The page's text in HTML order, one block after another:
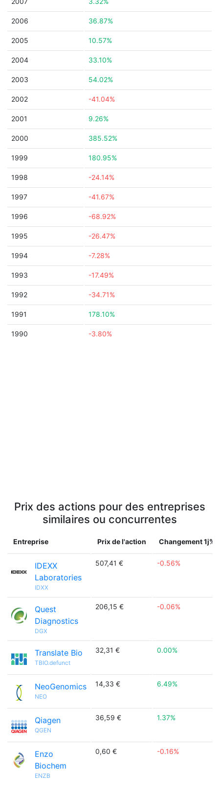
2006 36.87%
2005 10.57%
2004 33.10%
2003 54.02%
2002 -41.04%
2001 9.26%
2000 385.52%
1999 180.95%
1998 -24.14%
1997 -41.67%
1996 -68.92%
1995 -26.47%
1994 -7.28%
1993 -17.49%
1992 -34.71%
1991 178.10%
1990 -3.80%
Prix des actions pour des entreprises
similaires ou concurrentes
Entreprise Prix de l'action Changement 1j%
IDEXX
Laboratories
IDXX
507,41 € -0.56%
Quest
Diagnostics
DGX
206,15 € -0.06%
Translate Bio
TBIO.defunct
32,31 € 0.00%
NeoGenomics
NEO
14,33 € 6.49%
Qiagen
QGEN
36,59 € 1.37%
Enzo
Biochem
ENZB
0,60 € -0.16%